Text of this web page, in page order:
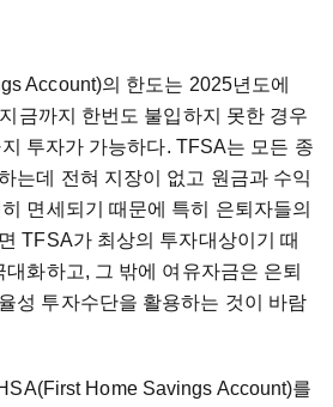
Account)의 한도는 2025년도에
금까지 한번도 불입하지 못한 경우
투자가 가능하다. TFSA는 모든 종
는데 전혀 지장이 없고 원금과 수익
면세되기 때문에 특히 은퇴자들의
TFSA가 최상의 투자대상이기 때
화하고, 그 밖에 여유자금은 은퇴
성 투자수단을 활용하는 것이 바람
Home Savings Account)를